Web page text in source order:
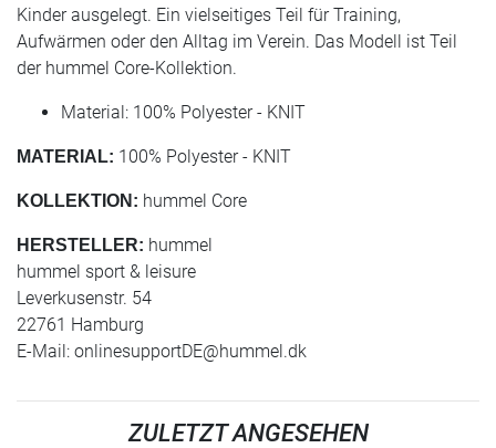
Kinder ausgelegt. Ein vielseitiges Teil für Training,
Aufwärmen oder den Alltag im Verein. Das Modell ist Teil
der hummel Core-Kollektion.
Material: 100% Polyester - KNIT
MATERIAL: 100% Polyester - KNIT
KOLLEKTION: hummel Core
HERSTELLER: hummel
hummel sport & leisure
Leverkusenstr. 54
22761 Hamburg
E-Mail: onlinesupportDE@hummel.dk
ZULETZT ANGESEHEN